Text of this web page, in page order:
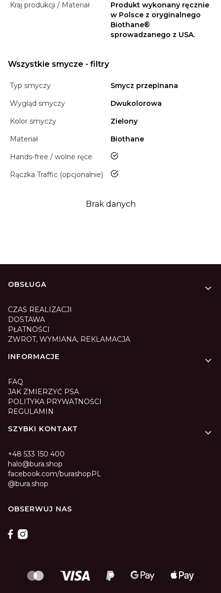
Kraj produkcji / Materiał
Produkt wykonany ręcznie
w Polsce z oryginalnego
Biothane®
sprowadzanego z USA.
Wszystkie smycze - filtry
Typ smyczy
Smycz przepinana
Wygląd smyczy
Dwukolorowa
Kolor smyczy
Zielony
Materiał
Biothane
Hands-free / wolne ręce
tak
Rączka Traffic (opcjonalnie) tak
Brak danych
Linki w stopce
OBSŁUGA
CZAS REALIZACJI
DOSTAWA
PŁATNOŚCI
ZWROT, WYMIANA, REKLAMACJA
INFORMACJE
FAQ
JAK ZMIERZYĆ PSA
POLITYKA PRYWATNOŚCI
REGULAMIN
SZYBKI KONTAKT
+48 533 150 400
halo@bura.shop
facebook.com/burashopPL
@bura.shop
OBSERWUJ NAS